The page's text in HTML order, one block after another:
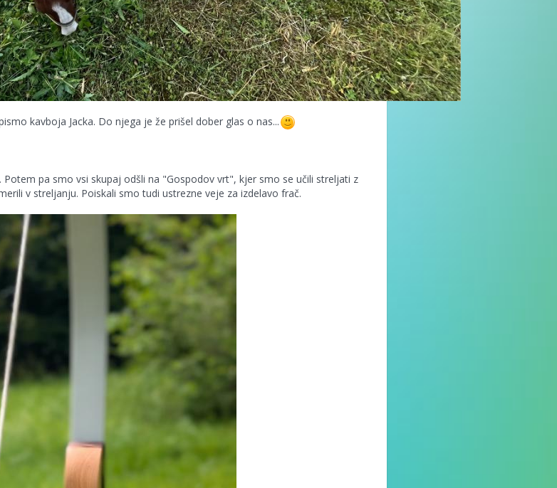
kavboja Jacka. Do njega je že prišel dober glas o nas...
pa smo vsi skupaj odšli na "Gospodov vrt", kjer smo se učili streljati z
v streljanju. Poiskali smo tudi ustrezne veje za izdelavo frač.